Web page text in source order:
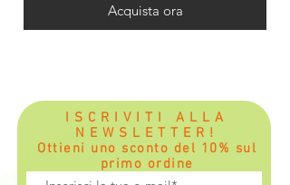
Acquista ora
ISCRIVITI ALLA
NEWSLETTER!
Ottieni uno sconto del 10% sul
primo ordine